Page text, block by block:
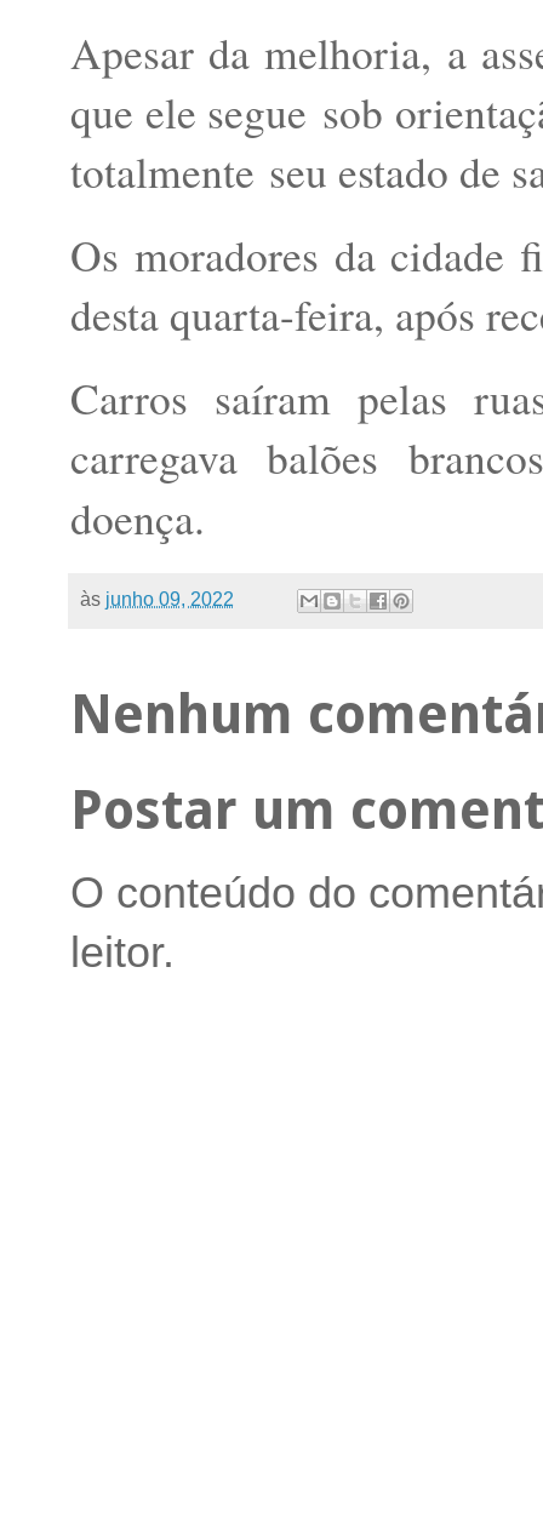
Apesar da melhoria, a
que ele segue sob
totalmente seu estado de
Os moradores da cidade
desta quarta-feira, após
Carros saíram pelas
carregava balões
doença.
às junho 09, 2022
Nenhum
Postar um
O conteúdo do
leitor.